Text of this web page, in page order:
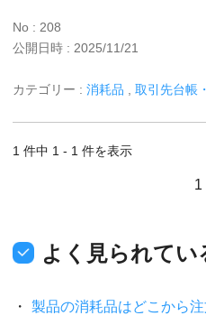
No : 208
公開日時 : 2025/11/21
カテゴリー : 消耗品 取引先台帳
1 件中 1 - 1 件を表示
1
よく見られてい
製品の消耗品はどこから